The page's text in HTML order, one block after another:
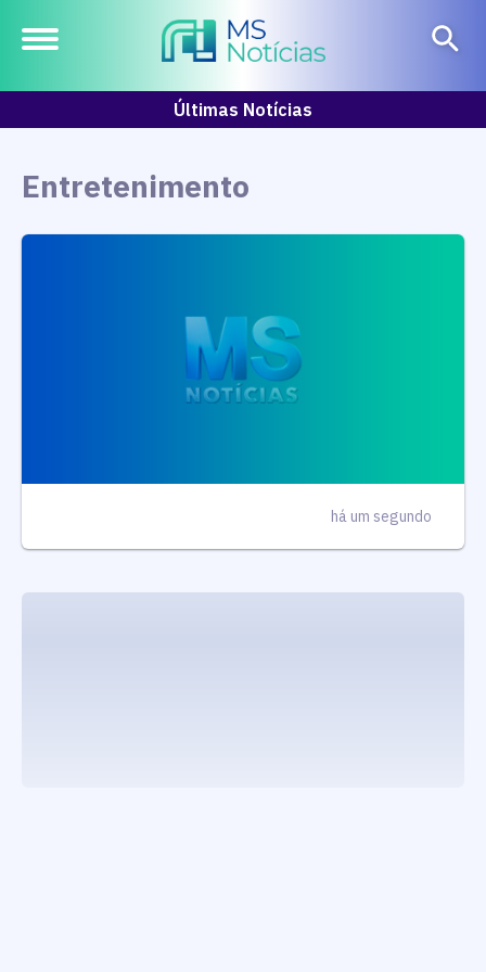
Últimas Notícias
Entretenimento
há um segundo